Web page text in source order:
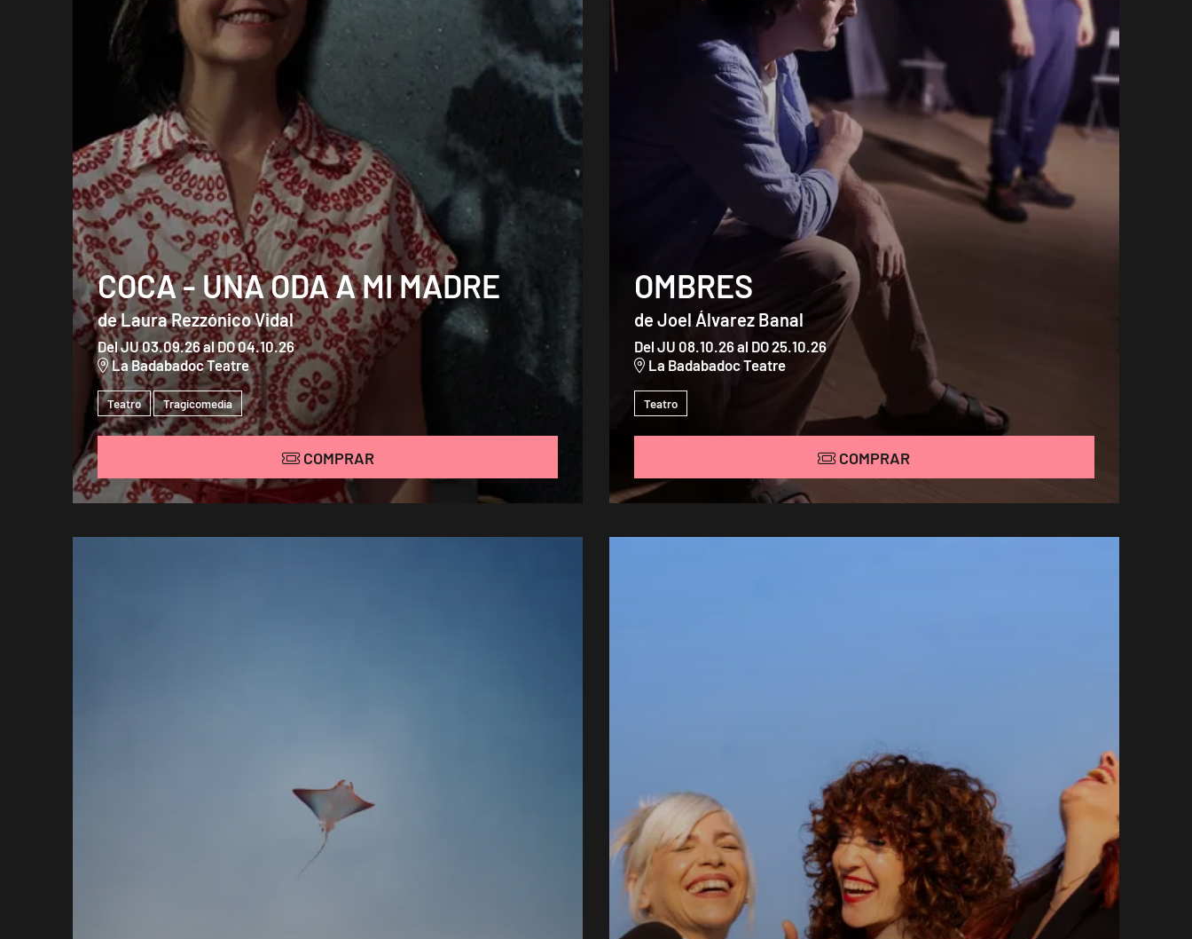
COMPRAR
COCA - UNA ODA A MI MADRE
de Laura Rezzónico Vidal
Del JU 03.09.26al DO 04.10.26
La Badabadoc Teatre
Teatro Tragicomedia
COMPRAR
OMBRES
de Joel Álvarez Banal
Del JU 08.10.26al DO 25.10.26
La Badabadoc Teatre
Teatro